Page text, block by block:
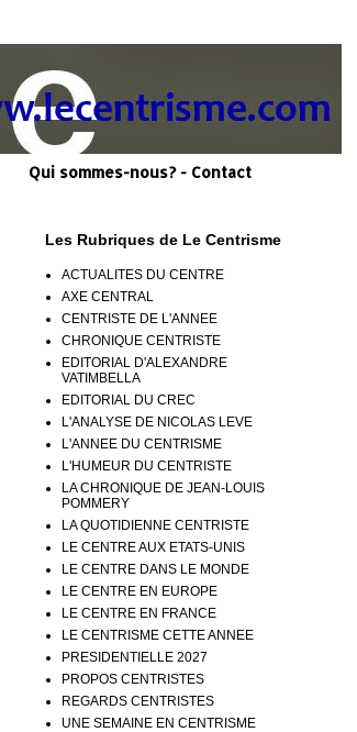
Qui sommes-nous? - Contact
Les Rubriques de Le Centrisme
ACTUALITES DU CENTRE
AXE CENTRAL
CENTRISTE DE L'ANNEE
CHRONIQUE CENTRISTE
EDITORIAL D'ALEXANDRE
VATIMBELLA
EDITORIAL DU CREC
L'ANALYSE DE NICOLAS LEVE
L'ANNEE DU CENTRISME
L'HUMEUR DU CENTRISTE
LA CHRONIQUE DE JEAN-LOUIS
POMMERY
LA QUOTIDIENNE CENTRISTE
LE CENTRE AUX ETATS-UNIS
LE CENTRE DANS LE MONDE
LE CENTRE EN EUROPE
LE CENTRE EN FRANCE
LE CENTRISME CETTE ANNEE
PRESIDENTIELLE 2027
PROPOS CENTRISTES
REGARDS CENTRISTES
UNE SEMAINE EN CENTRISME